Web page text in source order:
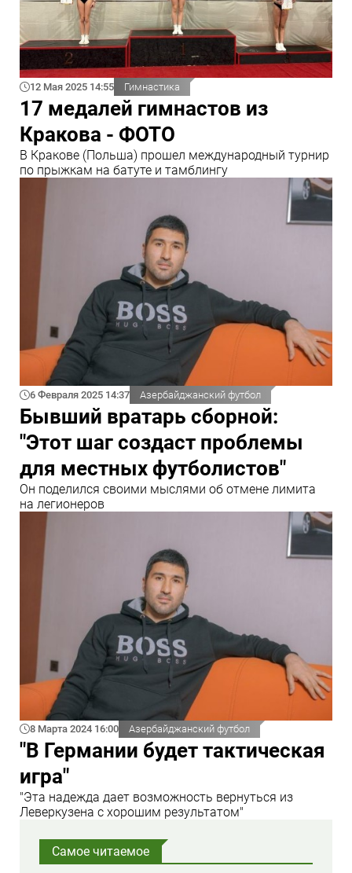
12 Мая 2025 14:55 Гимнастика
17 медалей гимнастов из
Кракова - ФОТО
В Кракове (Польша) прошел международный турнир
по прыжкам на батуте и тамблингу
6 Февраля 2025 14:37 Азербайджанский футбол
Бывший вратарь сборной:
"Этот шаг создаст проблемы
для местных футболистов"
Он поделился своими мыслями об отмене лимита
на легионеров
8 Марта 2024 16:00 Азербайджанский футбол
"В Германии будет тактическая
игра"
"Эта надежда дает возможность вернуться из
Леверкузена с хорошим результатом"
Самое читаемое